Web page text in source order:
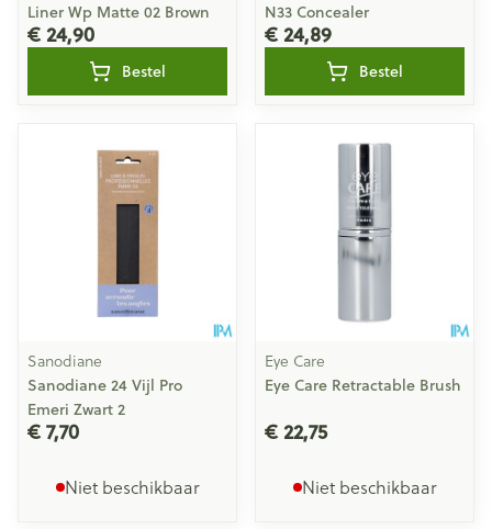
Liner Wp Matte 02 Brown
€ 24,90
Bestel
N33 Concealer
€ 24,89
Bestel
Sanodiane
Sanodiane 24 Vijl Pro
Emeri Zwart 2
€ 7,70
Niet beschikbaar
Eye Care
Eye Care Retractable Brush
€ 22,75
Niet beschikbaar